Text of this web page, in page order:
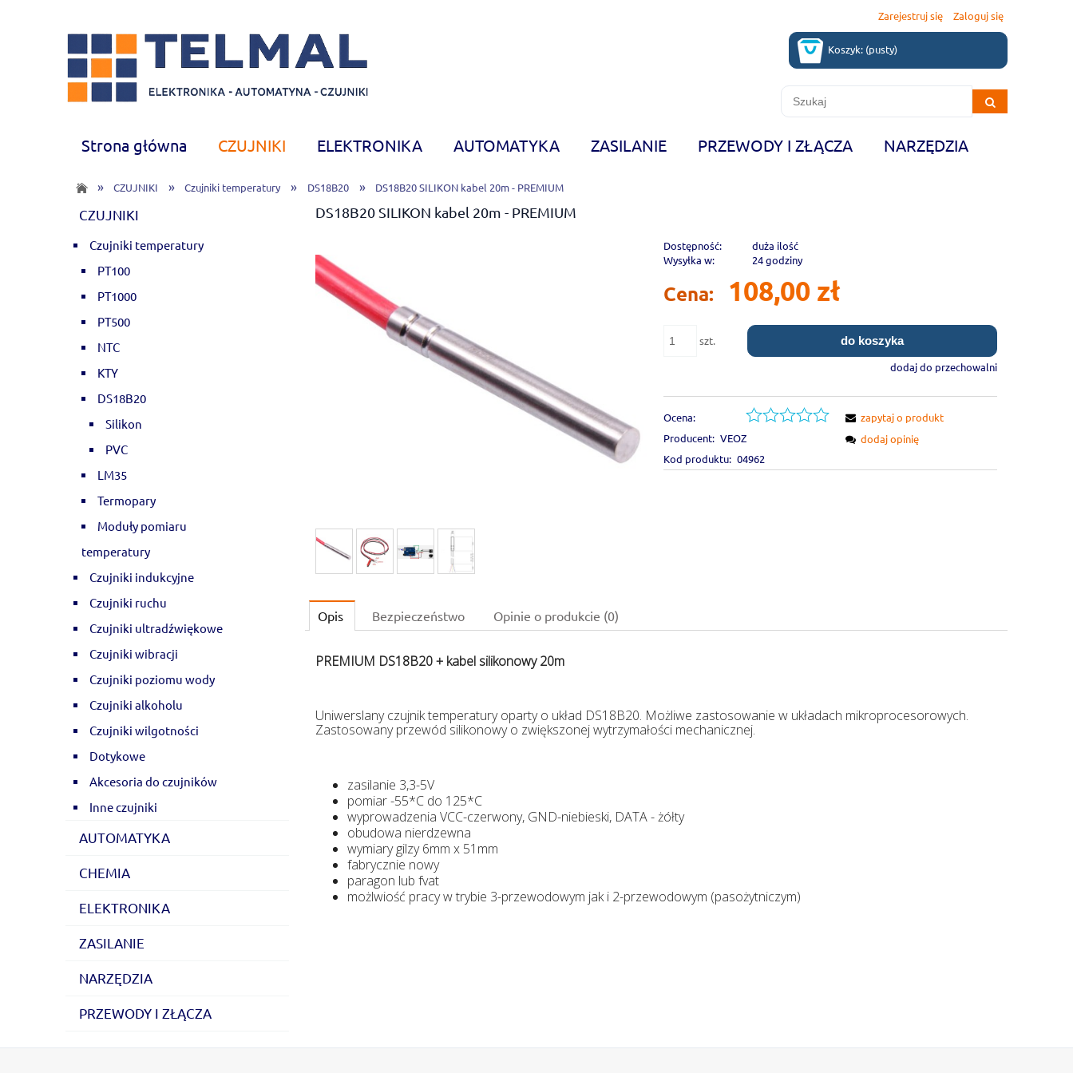
Zarejestruj się Zaloguj się
Koszyk: (pusty)
Strona główna CZUJNIKI ELEKTRONIKA AUTOMATYKA ZASILANIE PRZEWODY I ZŁĄCZA
NARZĘDZIA
CHEMIA
Nowości
» CZUJNIKI » Czujniki temperatury » DS18B20 » DS18B20 SILIKON kabel 20m - PREMIUM
CZUJNIKI
Czujniki temperatury
PT100
PT1000
PT500
NTC
KTY
DS18B20
Silikon
PVC
LM35
Termopary
Moduły pomiaru
temperatury
Czujniki indukcyjne
Czujniki ruchu
Czujniki ultradźwiękowe
Czujniki wibracji
Czujniki poziomu wody
Czujniki alkoholu
Czujniki wilgotności
Dotykowe
Akcesoria do czujników
Inne czujniki
AUTOMATYKA
CHEMIA
ELEKTRONIKA
ZASILANIE
NARZĘDZIA
PRZEWODY I ZŁĄCZA
DS18B20 SILIKON kabel 20m - PREMIUM
Dostępność:
duża ilość
Wysyłka w:
24 godziny
Cena: 108,00 zł
szt.
do koszyka
dodaj do przechowalni
Ocena:
Producent: VEOZ
Kod produktu: 04962
zapytaj o produkt
dodaj opinię
Opis Bezpieczeństwo Opinie o produkcie (0)
PREMIUM DS18B20 + kabel silikonowy 20m
Uniwerslany czujnik temperatury oparty o układ DS18B20. Możliwe zastosowanie w układach mikroprocesorowych.
Zastosowany przewód silikonowy o zwiększonej wytrzymałości mechanicznej.
zasilanie 3,3-5V
pomiar -55*C do 125*C
wyprowadzenia VCC-czerwony, GND-niebieski, DATA - żółty
obudowa nierdzewna
wymiary gilzy 6mm x 51mm
fabrycznie nowy
paragon lub fvat
możlwiość pracy w trybie 3-przewodowym jak i 2-przewodowym (pasożytniczym)